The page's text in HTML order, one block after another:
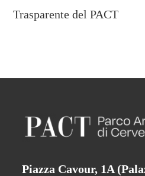
Trasparente del PACT
Piazza Cavour, 1A